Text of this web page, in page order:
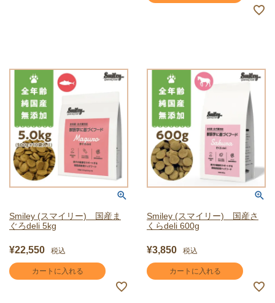
Smiley (スマイリー) 国産ま
ぐろdeli 5kg
¥22,550 税込
カートに入れる
Smiley (スマイリー) 国産さ
くらdeli 600g
¥3,850 税込
カートに入れる